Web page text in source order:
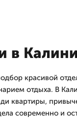
в
красивой
отдыха. В
квартиры,
современно и